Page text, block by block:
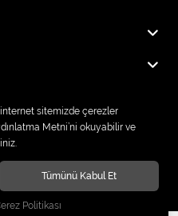
. Tüm hakları saklıdır.
sitemizde çerezler
Metni’ni okuyabilir ve
Tümünü Kabul Et
Politikası